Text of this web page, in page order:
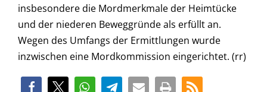
insbesondere die Mordmerkmale der Heimtücke
und der niederen Beweggründe als erfüllt an.
Wegen des Umfangs der Ermittlungen wurde
inzwischen eine Mordkommission eingerichtet. (rr)